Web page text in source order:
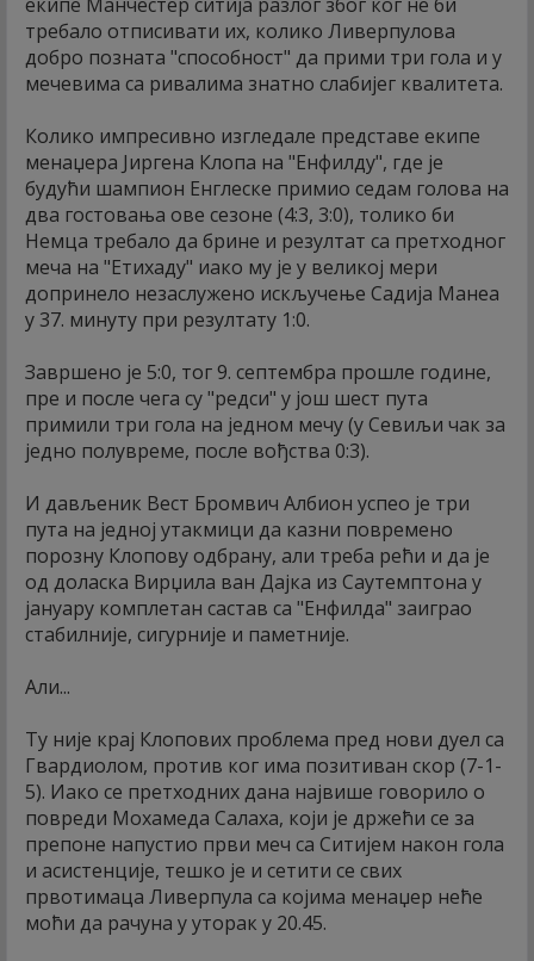
требало отписивати их, колико Ливерпулова
добро позната "способност" да прими три гола и у
мечевима са ривалима знатно слабијег квалитета.
Колико импресивно изгледале представе екипе
менаџера Јиргена Клопа на "Енфилду", где је
будући шампион Енглеске примио седам голова на
два гостовања ове сезоне (4:3, 3:0), толико би
Немца требало да брине и резултат са претходног
меча на "Етихаду" иако му је у великој мери
допринело незаслужено искључење Садија Манеа
у 37. минуту при резултату 1:0.
Завршено је 5:0, тог 9. септембра прошле године,
пре и после чега су "редси" у још шест пута
примили три гола на једном мечу (у Севиљи чак за
једно полувреме, после вођства 0:3).
И дављеник Вест Бромвич Албион успео је три
пута на једној утакмици да казни повремено
порозну Клопову одбрану, али треба рећи и да је
од доласка Вирџила ван Дајка из Саутемптона у
јануару комплетан састав са "Енфилда" заиграо
стабилније, сигурније и паметније.
Али...
Ту није крај Клопових проблема пред нови дуел са
Гвардиолом, против ког има позитиван скор (7-1-
5). Иако се претходних дана највише говорило о
повреди Мохамеда Салаха, који је држећи се за
препоне напустио први меч са Ситијем након гола
и асистенције, тешко је и сетити се свих
првотимаца Ливерпула са којима менаџер неће
моћи да рачуна у уторак у 20.45.